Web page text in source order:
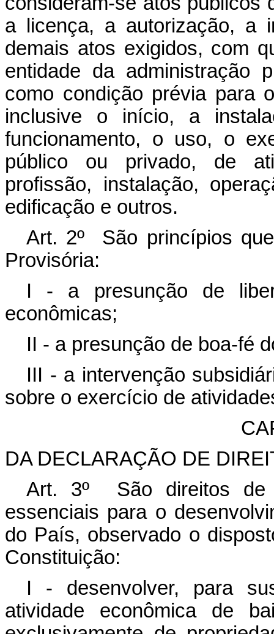
a licença, a autorização, a
demais atos exigidos, com
entidade da administração
como condição prévia para
inclusive o início, a
funcionamento, o uso, o
público ou privado, de
profissão, instalação,
edificação e outros.
Art. 2º São princípios
Provisória:
I - a presunção de
econômicas;
II - a presunção de boa-fé
III - a intervenção
sobre o exercício de
DA DECLARAÇÃO DE
Art. 3º São direitos de
essenciais para o
do País, observado o
Constituição:
I - desenvolver, para
atividade econômica de